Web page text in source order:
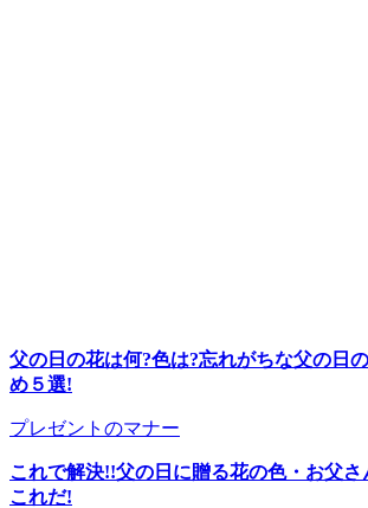
父の日の花は何?色は?忘れがちな父の日
め５選!
プレゼントのマナー
これで解決!!父の日に贈る花の色・お父さ
これだ!